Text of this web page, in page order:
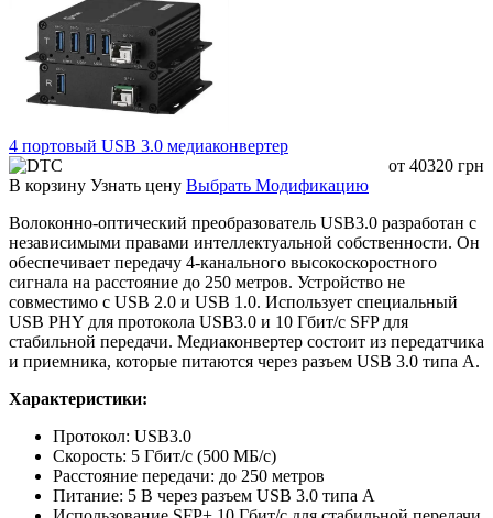
4 портовый USB 3.0 медиаконвертер
от 40320 грн
В корзину Узнать цену Выбрать Модификацию
Волоконно-оптический преобразователь USB3.0 разработан с
независимыми правами интеллектуальной собственности. Он
обеспечивает передачу 4-канального высокоскоростного
сигнала на расстояние до 250 метров. Устройство не
совместимо с USB 2.0 и USB 1.0. Использует специальный
USB PHY для протокола USB3.0 и 10 Гбит/с SFP для
стабильной передачи. Медиаконвертер состоит из передатчика
и приемника, которые питаются через разъем USB 3.0 типа A.
Характеристики:
Протокол: USB3.0
Скорость: 5 Гбит/с (500 МБ/с)
Расстояние передачи: до 250 метров
Питание: 5 В через разъем USB 3.0 типа A